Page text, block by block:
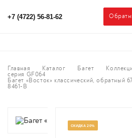
+7 (4722) 56-81-62
Главная Каталог Багет
серия GF064
Багет «Восток» классический, обратный
8461-B
СКИДКА 20%